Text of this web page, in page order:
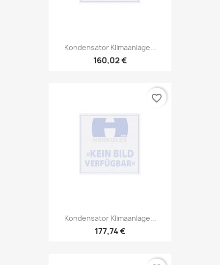
Kondensator Klimaanlage...
160,02 €
Kondensator Klimaanlage...
177,74 €
favorite_border